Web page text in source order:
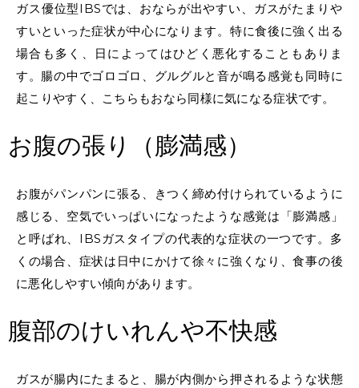
ガス優位型IBSでは、おならが出やすい、ガスがたまりや
すいといった症状が中心になります。特に食後に強く出る
場合も多く、日によってはひどく悪化することもありま
す。腸の中でゴロゴロ、グルグルと音が鳴る感覚も同時に
起こりやすく、こちらもおなら同様に気になる症状です。
お腹の張り（膨満感）
お腹がパンパンに張る、きつく締め付けられているように
感じる、空気でいっぱいになったような感覚は「膨満感」
と呼ばれ、IBSガスタイプの代表的な症状の一つです。多
くの場合、症状は日中にかけて徐々に強くなり、食事の後
に悪化しやすい傾向があります。
腹部のけいれんや不快感
ガスが腸内にたまると、腸が内側から押されるような状態